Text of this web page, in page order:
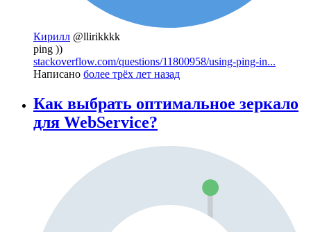
Кирилл @llirikkkk
ping ))
stackoverflow.com/questions/11800958/using-ping-in...
Написано более трёх лет назад
Как выбрать оптимальное зеркало
для WebService?